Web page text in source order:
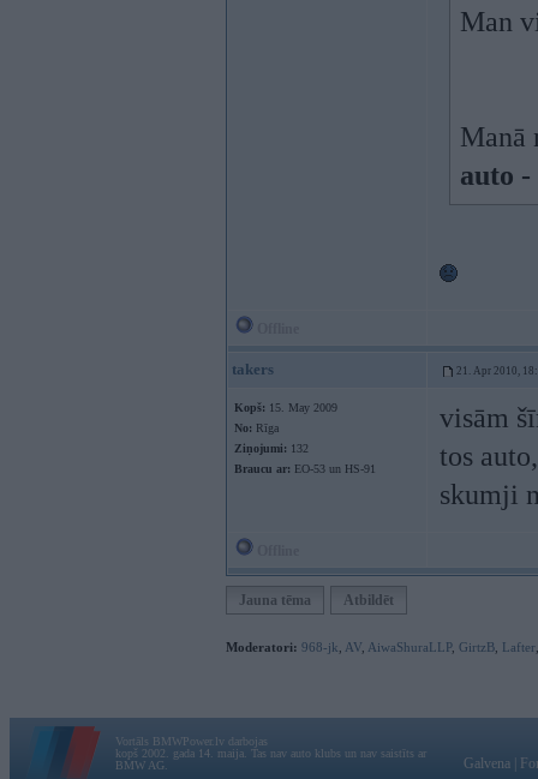
Man
Manā
auto -
takers 21. Apr 2010,
Kopš: 15. May 2009
No: Rīga
Ziņojumi: 132
Braucu ar: EO-53 un HS-91
visām
tos
skumji
Jauna tēma Atbildēt
Moderatori: 968-jk AV AiwaShuraLLP, GirtzB Lafter
Vortāls BMWPower.lv darbojas
kopš 2002. gada 14. maija. Tas nav auto klubs un nav saistīts ar
BMW AG.
Galvena